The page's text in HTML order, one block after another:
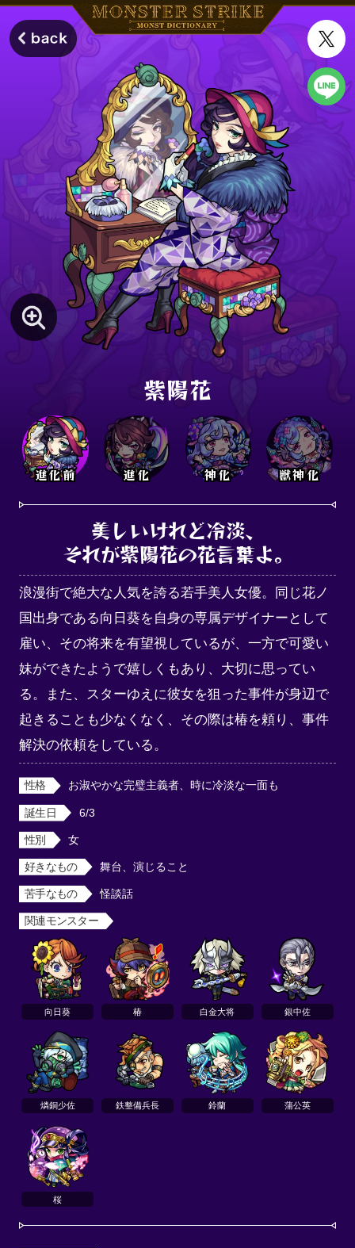
紫陽花
進化前 進化 神化 獣神化
美しいけれど冷淡、
それが紫陽花の花言葉よ。
浪漫街で絶大な人気を誇る若手美人女優。同じ花ノ
国出身である向日葵を自身の専属デザイナーとして
雇い、その将来を有望視しているが、一方で可愛い
妹ができたようで嬉しくもあり、大切に思ってい
る。また、スターゆえに彼女を狙った事件が身辺で
起きることも少なくなく、その際は椿を頼り、事件
解決の依頼をしている。
性格 お淑やかな完璧主義者、時に冷淡な一面も
誕生日 6/3
性別 女
好きなもの 舞台、演じること
苦手なもの 怪談話
関連モンスター
向日葵 椿 白金大将 銀中佐
燐銅少佐 鉄整備兵長 鈴蘭 蒲公英
桜